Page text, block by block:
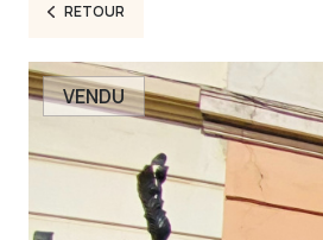
RETOUR
VENDU